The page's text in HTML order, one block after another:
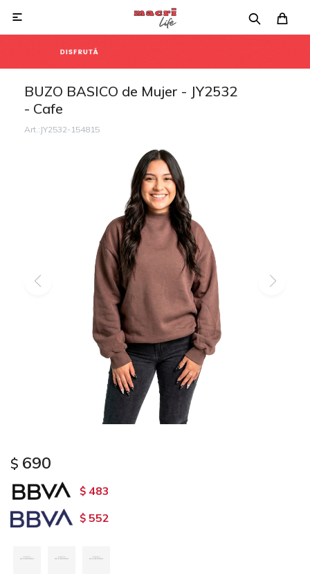

BUZO BASICO de Mujer - JY2532
- Cafe
JY2532-154815
$ 690
$ 483
$ 552